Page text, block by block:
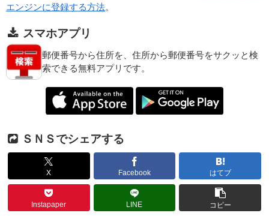
エンジンに登録する方法。
スマホアプリ
郵便番号から住所を、住所から郵便番号をサクッと検
索できる無料アプリです。
ＳＮＳでシェアする
X Facebook はてブ
Instapaper LINE コピー